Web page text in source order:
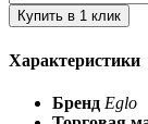
Купить в 1 клик
Характеристики
Бренд Eglo